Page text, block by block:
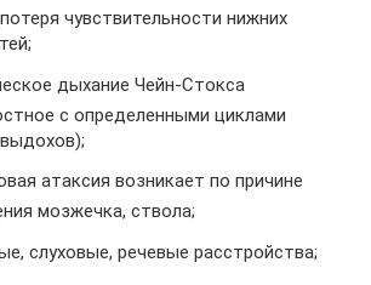
чувствительности нижних
дыхание Чейн-Стокса
с определенными циклами
атаксия возникает по причине
мозжечка, ствола;
слуховые, речевые расстройства;